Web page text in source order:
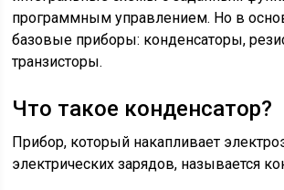
программным управлением. Но в
базовые приборы: конденсаторы,
транзисторы.
Что такое конденсатор?
Прибор, который накапливает
электрических зарядов, называется